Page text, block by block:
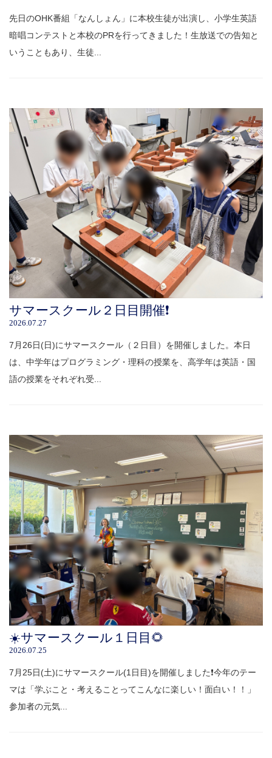
先日のOHK番組「なんしょん」に本校生徒が出演し、小学生英語
暗唱コンテストと本校のPRを行ってきました！生放送での告知と
いうこともあり、生徒...
サマースクール２日目開催❗️
2026.07.27
7月26日(日)にサマースクール（２日目）を開催しました。本日
は、中学年はプログラミング・理科の授業を、高学年は英語・国
語の授業をそれぞれ受...
☀️サマースクール１日目🌻
2026.07.25
7月25日(土)にサマースクール(1日目)を開催しました❗️今年のテー
マは「学ぶこと・考えることってこんなに楽しい！面白い！！」
参加者の元気...